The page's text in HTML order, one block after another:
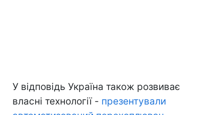
У відповідь Україна також розвиває
власні технології - презентували